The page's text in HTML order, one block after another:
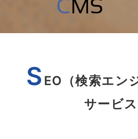
S EO（検索エン
サービス